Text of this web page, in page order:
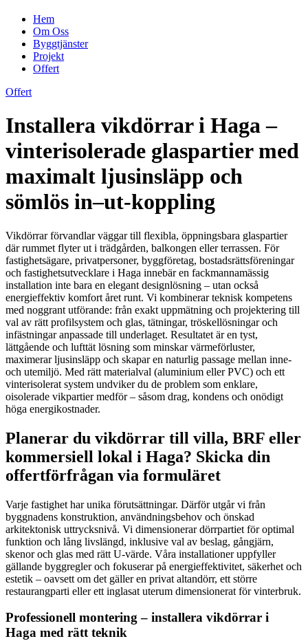
Hem
Om Oss
Byggtjänster
Projekt
Offert
Offert
Installera vikdörrar i Haga –
vinterisolerade glaspartier med
maximalt ljusinsläpp och
sömlös in–ut-koppling
Vikdörrar förvandlar väggar till flexibla, öppningsbara glaspartier
där rummet flyter ut i trädgården, balkongen eller terrassen. För
fastighetsägare, privatpersoner, byggföretag, bostadsrättsföreningar
och fastighetsutvecklare i Haga innebär en fackmannamässig
installation inte bara en elegant designlösning – utan också
energieffektiv komfort året runt. Vi kombinerar teknisk kompetens
med noggrant utförande: från exakt uppmätning och projektering till
val av rätt profilsystem och glas, tätningar, tröskellösningar och
infästningar anpassade till underlaget. Resultatet är en tyst,
lättgående och lufttät lösning som minskar värmeförluster,
maximerar ljusinsläpp och skapar en naturlig passage mellan inne-
och utemiljö. Med rätt materialval (aluminium eller PVC) och ett
vinterisolerat system undviker du de problem som enklare,
oisolerade vikpartier medför – såsom drag, kondens och onödigt
höga energikostnader.
Planerar du vikdörrar till villa, BRF eller
kommersiell lokal i Haga? Skicka din
offertförfrågan via formuläret
Varje fastighet har unika förutsättningar. Därför utgår vi från
byggnadens konstruktion, användningsbehov och önskad
arkitektonisk uttrycksnivå. Vi dimensionerar dörrpartiet för optimal
funktion och lång livslängd, inklusive val av beslag, gångjärn,
skenor och glas med rätt U-värde. Våra installationer uppfyller
gällande byggregler och fokuserar på energieffektivitet, säkerhet och
estetik – oavsett om det gäller en privat altandörr, ett större
restaurangparti eller ett inglasat uterum dimensionerat för vinterbruk.
Professionell montering – installera vikdörrar i
Haga med rätt teknik